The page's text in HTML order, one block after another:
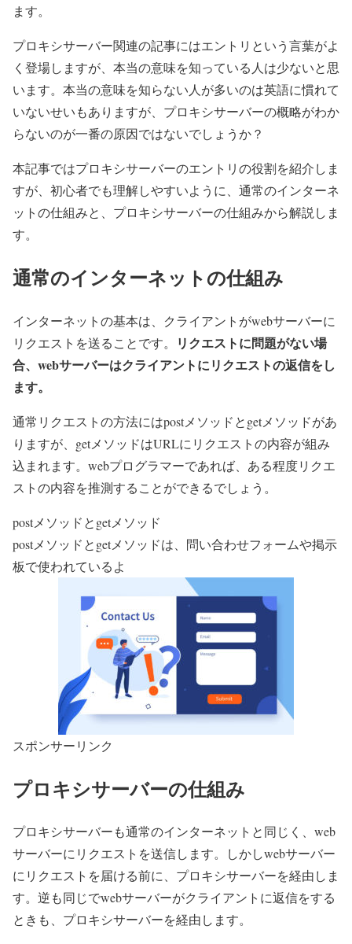
ます。
プロキシサーバー関連の記事にはエントリという言葉がよ
く登場しますが、本当の意味を知っている人は少ないと思
います。本当の意味を知らない人が多いのは英語に慣れて
いないせいもありますが、プロキシサーバーの概略がわか
らないのが一番の原因ではないでしょうか？
本記事ではプロキシサーバーのエントリの役割を紹介しま
すが、初心者でも理解しやすいように、通常のインターネ
ットの仕組みと、プロキシサーバーの仕組みから解説しま
す。
通常のインターネットの仕組み
インターネットの基本は、クライアントがwebサーバーに
リクエストを送ることです。
リクエストに問題がない場
合、webサーバーはクライアントにリクエストの返信をし
ます。
通常リクエストの方法にはpostメソッドとgetメソッドがあ
りますが、getメソッドはURLにリクエストの内容が組み
込まれます。webプログラマーであれば、ある程度リクエ
ストの内容を推測することができるでしょう。
postメソッドとgetメソッド
postメソッドとgetメソッドは、問い合わせフォームや掲示
板で使われているよ
スポンサーリンク
プロキシサーバーの仕組み
プロキシサーバーも通常のインターネットと同じく、web
サーバーにリクエストを送信します。しかしwebサーバー
にリクエストを届ける前に、プロキシサーバーを経由しま
す。逆も同じでwebサーバーがクライアントに返信をする
ときも、プロキシサーバーを経由します。